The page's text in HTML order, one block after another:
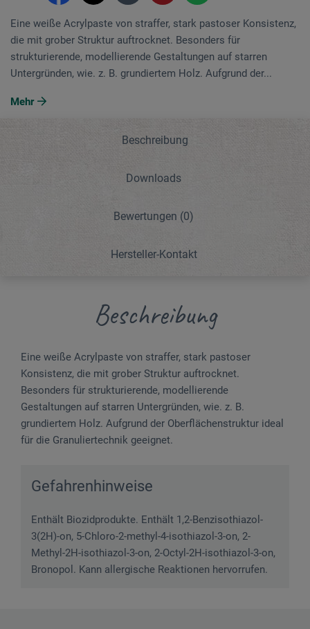
Eine weiße Acrylpaste von straffer, stark pastoser Konsistenz,
die mit grober Struktur auftrocknet. Besonders für
strukturierende, modellierende Gestaltungen auf starren
Untergründen, wie. z. B. grundiertem Holz. Aufgrund der...
Mehr
Beschreibung
Downloads
Bewertungen (0)
Hersteller-Kontakt
Beschreibung
Eine weiße Acrylpaste von straffer, stark pastoser
Konsistenz, die mit grober Struktur auftrocknet.
Besonders für strukturierende, modellierende
Gestaltungen auf starren Untergründen, wie. z. B.
grundiertem Holz. Aufgrund der Oberflächenstruktur ideal
für die Granuliertechnik geeignet.
Gefahrenhinweise
Enthält Biozidprodukte. Enthält 1,2-Benzisothiazol-
3(2H)-on, 5-Chloro-2-methyl-4-isothiazol-3-on, 2-
Methyl-2H-isothiazol-3-on, 2-Octyl-2H-isothiazol-3-on,
Bronopol. Kann allergische Reaktionen hervorrufen.